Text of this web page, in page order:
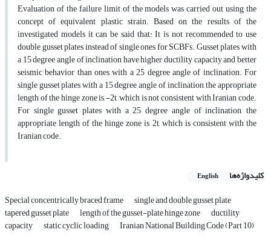
Evaluation of the failure limit of the models was carried out using the
concept of equivalent plastic strain. Based on the results of the
investigated models it can be said that: It is not recommended to use
double gusset plates instead of single ones for SCBFs. Gusset plates with
a 15 degree angle of inclination have higher ductility capacity and better
seismic behavior than ones with a 25 degree angle of inclination. For
single gusset plates with a 15 degree angle of inclination, the appropriate
length of the hinge zone is -2t, which is not consistent with Iranian code.
For single gusset plates with a 25 degree angle of inclination, the
appropriate length of the hinge zone is 2t, which is consistent with the
Iranian code.
کلیدواژه‌ها English
Special concentrically braced frame single and double gusset plate
tapered gusset plate length of the gusset-plate hinge zone ductility
capacity static cyclic loading Iranian National Building Code (Part 10)